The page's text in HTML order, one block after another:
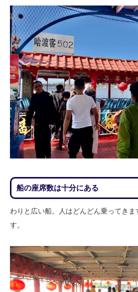
船の座席数は十分にある
わりと広い船。人はどんどん乗ってきま
す。